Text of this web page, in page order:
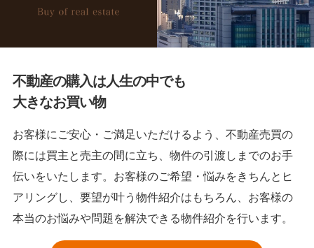
不動産の購入は人生の中でも
大きなお買い物
お客様にご安心・ご満足いただけるよう、不動産売買の
際には買主と売主の間に立ち、物件の引渡しまでのお手
伝いをいたします。お客様のご希望・悩みをきちんとヒ
アリングし、要望が叶う物件紹介はもちろん、お客様の
本当のお悩みや問題を解決できる物件紹介を行います。